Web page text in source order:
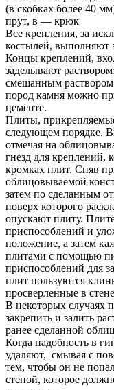
(в скобках более 40
прут, в — крюк
Все крепления, за
костылей, выполняют
Концы креплений,
заделывают
смешанным
пород камня можно
цементе.
Плиты,
следующем порядке.
отмечая на
гнезд для креплений,
кромках плит. Сняв
облицовываемой
затем по сделанным
поверх которого
опускают плиту.
приспособлений и
положение, а затем
плитами с помощью
приспособлений для
плит пользуются
просверленные в
В некоторых случаях
закрепить и залить
ранее сделанной
Когда надобность в
удаляют, смывая с
тем, чтобы он не
стеной, которое